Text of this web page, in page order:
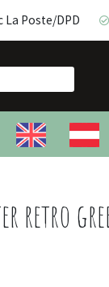
La Poste/DPD
La Poste/DPD
retro